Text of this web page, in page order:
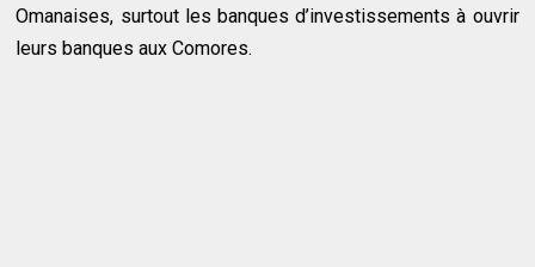
Omanaises, surtout les banques d’investissements à ouvrir
leurs banques aux Comores.